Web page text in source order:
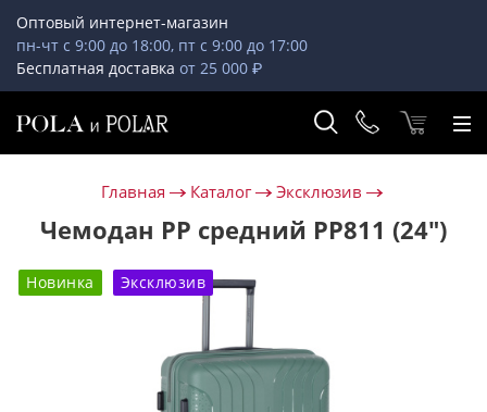
Оптовый интернет-магазин
пн-чт с 9:00 до 18:00, пт с 9:00 до 17:00
Бесплатная доставка от 25 000 ₽
Главная Каталог Эксклюзив
Чемодан PP средний РР811 (24")
Новинка Эксклюзив